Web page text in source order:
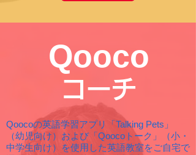
Qooco
コーチ
Qoocoの英語学習アプリ「Talking Pets」
（幼児向け）および「Qoocoトーク」（小・
中学生向け）を使用した英語教室をご自宅で